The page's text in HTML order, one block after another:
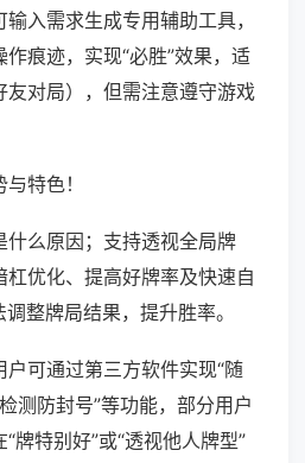
入需求生成专用辅助工具，
痕迹，实现“必胜”效果，适
友对局），但需注意遵守游戏
特色！
什么原因；支持透视全局牌
优化、提高好牌率及快速自
整牌局结果，提升胜率。
可通过第三方软件实现“随
测防封号”等功能，部分用户
牌特别好”或“透视他人牌型”